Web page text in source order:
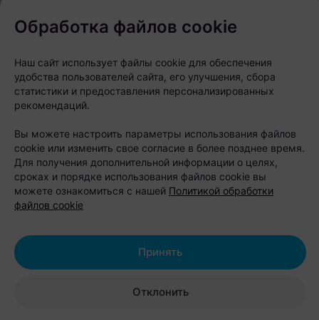
партнеров;
представлены животные из приютов, которые
ищут новый дом.
Благотворительность
Организаторы традиционно уделяют внимание
помощи бездомным животным: часть средств от
продажи квест-карт направят на поддержку
профильных благотворительных инициатив.
Pets Fest задуман как формат летнего отдыха на
свежем воздухе, где можно получить полезные
питомцем и познакомиться с миром животных
Обработка файлов cookie
Наш сайт использует файлы cookie для обеспечения
удобства пользователей сайта, его улучшения, сбора
статистики и предоставления персонализированных
рекомендаций.
Вы можете настроить параметры использования файлов
cookie или изменить свое согласие в более позднее время.
Для получения дополнительной информации о целях,
сроках и порядке использования файлов cookie вы
можете ознакомиться с нашей Политикой обработки
файлов cookie
Отклонить
Принять